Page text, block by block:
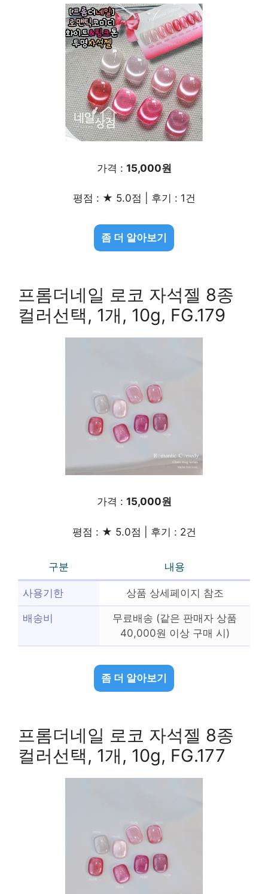
가격 : 15,000원
평점 : ★ 5.0점 | 후기 : 1건
좀 더 알아보기
프롬더네일 로코 자석젤 8종
컬러선택, 1개, 10g, FG.179
가격 : 15,000원
평점 : ★ 5.0점 | 후기 : 2건
구분 내용
사용기한 상품 상세페이지 참조
배송비
무료배송 (같은 판매자 상품
40,000원 이상 구매 시)
좀 더 알아보기
프롬더네일 로코 자석젤 8종
컬러선택, 1개, 10g, FG.177